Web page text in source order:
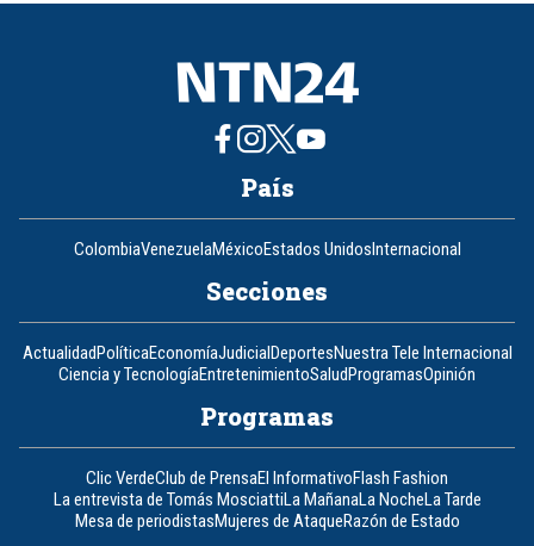
8
País
ColombiaVenezuelaMéxicoEstados UnidosInternacional
Secciones
ActualidadPolíticaEconomíaJudicialDeportesNuestra Tele Internacional
Ciencia y TecnologíaEntretenimientoSaludProgramasOpinión
Programas
Clic VerdeClub de PrensaEl InformativoFlash Fashion
La entrevista de Tomás MosciattiLa MañanaLa NocheLa Tarde
Mesa de periodistasMujeres de AtaqueRazón de Estado